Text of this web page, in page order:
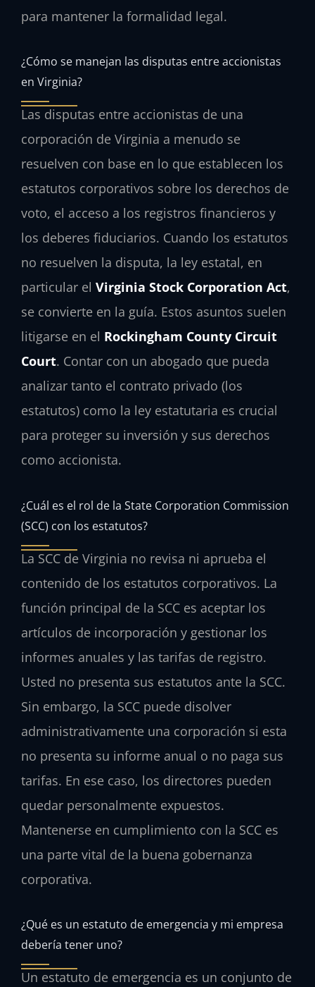
para mantener la formalidad legal.
¿Cómo se manejan las disputas entre accionistas
en Virginia?
Las disputas entre accionistas de una
corporación de Virginia a menudo se
resuelven con base en lo que establecen los
estatutos corporativos sobre los derechos de
voto, el acceso a los registros financieros y
los deberes fiduciarios. Cuando los estatutos
no resuelven la disputa, la ley estatal, en
particular el Virginia Stock Corporation Act,
se convierte en la guía. Estos asuntos suelen
litigarse en el Rockingham County Circuit
Court. Contar con un abogado que pueda
analizar tanto el contrato privado (los
estatutos) como la ley estatutaria es crucial
para proteger su inversión y sus derechos
como accionista.
¿Cuál es el rol de la State Corporation Commission
(SCC) con los estatutos?
La SCC de Virginia no revisa ni aprueba el
contenido de los estatutos corporativos. La
función principal de la SCC es aceptar los
artículos de incorporación y gestionar los
informes anuales y las tarifas de registro.
Usted no presenta sus estatutos ante la SCC.
Sin embargo, la SCC puede disolver
administrativamente una corporación si esta
no presenta su informe anual o no paga sus
tarifas. En ese caso, los directores pueden
quedar personalmente expuestos.
Mantenerse en cumplimiento con la SCC es
una parte vital de la buena gobernanza
corporativa.
¿Qué es un estatuto de emergencia y mi empresa
debería tener uno?
Un estatuto de emergencia es un conjunto de